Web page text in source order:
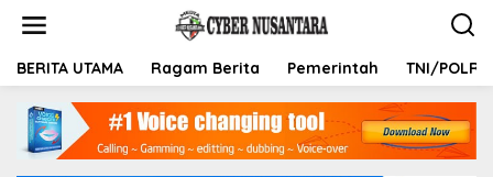
t
BERITA UTAMA Ragam Berita Pemerintah TNI/POLRI